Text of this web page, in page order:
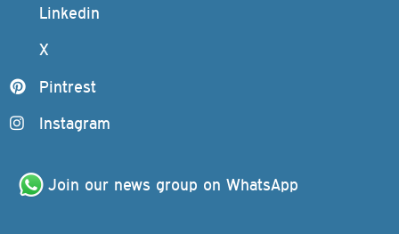
Linkedin
X
Pintrest
Instagram
Join our news group on WhatsApp